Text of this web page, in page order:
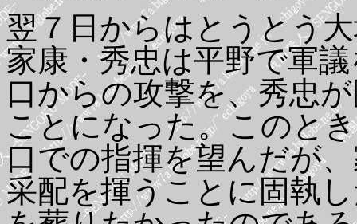
翌７日からはとうとう
家康・秀忠は平野で軍
口からの攻撃を、秀忠
ことになった。このと
口での指揮を望んだが
采配を揮うことに固執